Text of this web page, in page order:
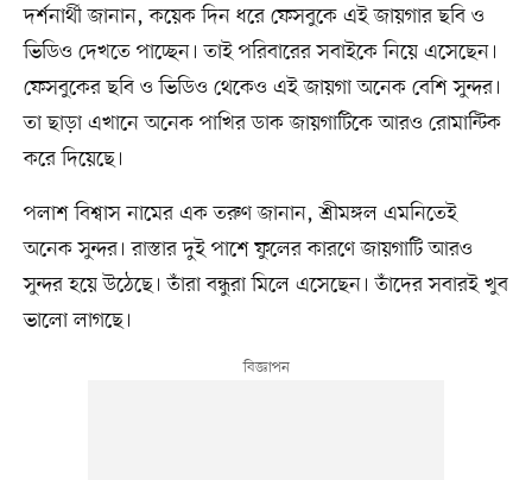
দর্শনার্থী জানান, কয়েক দিন ধরে ফেসবুকে এই জায়গার ছবি ও
ভিডিও দেখতে পাচ্ছেন। তাই পরিবারের সবাইকে নিয়ে এসেছেন।
ফেসবুকের ছবি ও ভিডিও থেকেও এই জায়গা অনেক বেশি সুন্দর।
তা ছাড়া এখানে অনেক পাখির ডাক জায়গাটিকে আরও রোমান্টিক
করে দিয়েছে।
পলাশ বিশ্বাস নামের এক তরুণ জানান, শ্রীমঙ্গল এমনিতেই
অনেক সুন্দর। রাস্তার দুই পাশে ফুলের কারণে জায়গাটি আরও
সুন্দর হয়ে উঠেছে। তাঁরা বন্ধুরা মিলে এসেছেন। তাঁদের সবারই খুব
ভালো লাগছে।